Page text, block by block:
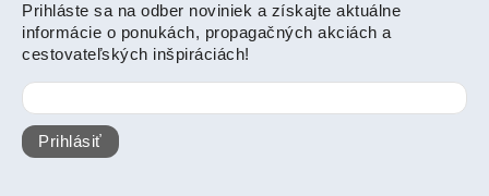
Prihláste sa na odber noviniek a získajte aktuálne
informácie o ponukách, propagačných akciách a
cestovateľských inšpiráciách!
Prihlásiť